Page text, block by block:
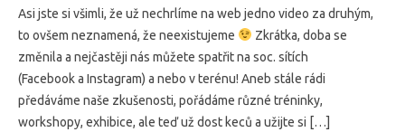
Asi jste si všimli, že už nechrlíme na web jedno video za druhým,
to ovšem neznamená, že neexistujeme
Zkrátka, doba se
změnila a nejčastěji nás můžete spatřit na soc. sítích
(Facebook a Instagram) a nebo v terénu! Aneb stále rádi
předáváme naše zkušenosti, pořádáme různé tréninky,
workshopy, exhibice, ale teď už dost keců a užijte si […]